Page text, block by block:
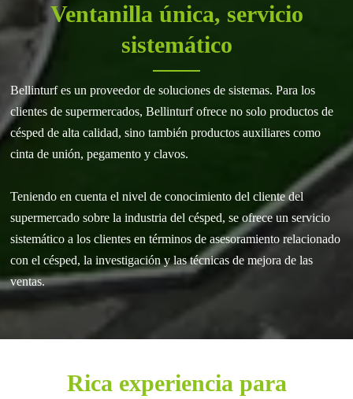
Ventanilla única, servicio
sistemático
Bellinturf es un proveedor de soluciones de sistemas. Para los
clientes de supermercados, Bellinturf ofrece no solo productos de
césped de alta calidad, sino también productos auxiliares como
cinta de unión, pegamento y clavos.
Teniendo en cuenta el nivel de conocimiento del cliente del
supermercado sobre la industria del césped, se ofrece un servicio
sistemático a los clientes en términos de asesoramiento relacionado
con el césped, la investigación y las técnicas de mejora de las
ventas.
Rica experiencia para